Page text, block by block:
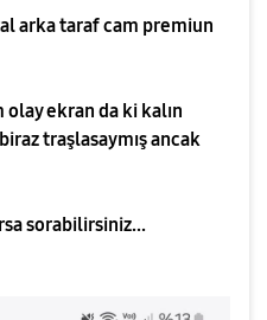
arka taraf cam premiun
olay ekran da ki kalın
traşlasaymış ancak
sorabilirsiniz...